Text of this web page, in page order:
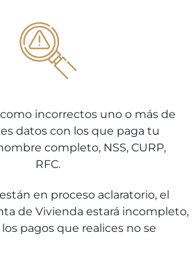
incorrectos uno o más de
datos con los que paga tu
completo, NSS, CURP,
RFC.
en proceso aclaratorio, el
de Vivienda estará incompleto,
pagos que realices no se